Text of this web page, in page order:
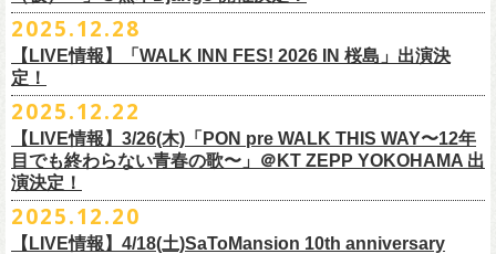
6/28(日) 札幌musica hall cafe 開場15:30/開演16:00 問：浮雲社中
チケット料金：4,800円（税込/整理番号付/ドリンク代別）
※高校生以下は当日¥2,000キャッシュバック（
の（学生証、保険証など）
般チケット発売日：3月28日(土)10:00
¥3,000(ドリンク別)
整理番号あり
U25(25歳以下〜入場ラスト・要証明)¥2,000(D別）
2/28 19時よりこちらのフォームで予約開始！
https://musicaja.info/11920
＊5/16(土)広島bar edge
DJ&LIVE オクノマサヒコ
(奥野真哉、グレートマエカワ)
ゲストDJ:OKA-T／SAKI／HYNG
は、来場をご遠慮いただ
きますようお願いいたします。
※ミュージシャンによるトークイベントですが、音楽の話は一切いたし
ませんのでご了承ください。
公演に関するお問い合わせ 新宿ロフトプラスワン 03-3205-6864
主催：音楽と人編集部 https://ongakutohito.com/
トークイベント〈第11回！ 僕たち、プロ野球大好きミュージシャンで
す！〉の開催決定！
会場：熊本Django
チケット料金：5200円（税込/ドリンク代別/整理番号付）
一般チケット発売日：2026年2月11日(水祝)10:00
プレイガイド：イープラス
問い合わせ：熊本Django
釜石市民ホール TETTOで開催される「Mobstyles presents
KOKOKARA」にフラワーカンパニーズの出演が決定！
本日よりオフィシャル先行の受付もスタート！
東日本大震災から15年、新たなスタートを応援するイベント、ぜひお待
ちしております。
ン」。
1978年〜1989年まで放送されていた伝説の歌番組【ザ・ベストテン】の
トリビュート企画として、誰もが口ずさめる当時ヒットした歌謡曲のみ
で全て構成するカヴァーライヴとなる今企画。同時代に音楽に目覚めた
バンドマンたちが数々の昭和歌謡曲へのリスペクトを全身全霊でぶつけ
る、そのスペシャルなステージの噂は各所に拡がり、次回への熱望の声
を受け、「俺たちのザ・ベストテン2026」の開催が決定！
5月、東京・荻窪TOP BEAT CLUB、さらに待望の初の大阪・十三GABU
と、2公演での開催となる。
フラワーカンパニーズのアコースティック企画「 フォークの爆発2026」
の開催が決定！
今年は、通常のアコースティック・スタイル「〜座って演奏するスタイ
◎「まいう〜ロックフェス2026」
【公演日】2026/2/10 (火)
【開場/開演】18:30/19:00
【会場】荻窪 TOP BEAT CLUB
【出演】オーバーオールズ（石塚英彦、三宅伸治、グレートマエカワ、
石塚幸作）／GSK／どんぐりパワーズ／工膝わたる（THE NUGGETS）
【前売】￥5,000 ( +1D)
【発売場所】イープラス／Peatix
【イープラス URL】https://eplus.jp/sf/detail/4461090001-P0030001
2025.12.28
【LIVE情報】「WALK INN FES! 2026 IN 桜島」出演決
定！
2025.12.22
【LIVE情報】3/26(木)「PON pre WALK THIS WAY〜12年
目でも終わらない青春の歌〜」＠KT ZEPP YOKOHAMA 出
演決定！
2025.12.20
【LIVE情報】4/18(土)SaToMansion 10th anniversary